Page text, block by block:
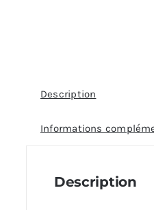
Description
Informations
Description